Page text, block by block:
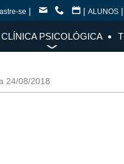
se | | ALUNOS |
CLÍNICA PSICOLÓGICA
24/08/2018